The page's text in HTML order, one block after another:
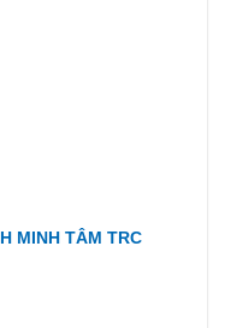
MINH TÂM TRC